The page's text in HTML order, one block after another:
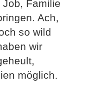
Familie
Ach,
so wild
wir
möglich.